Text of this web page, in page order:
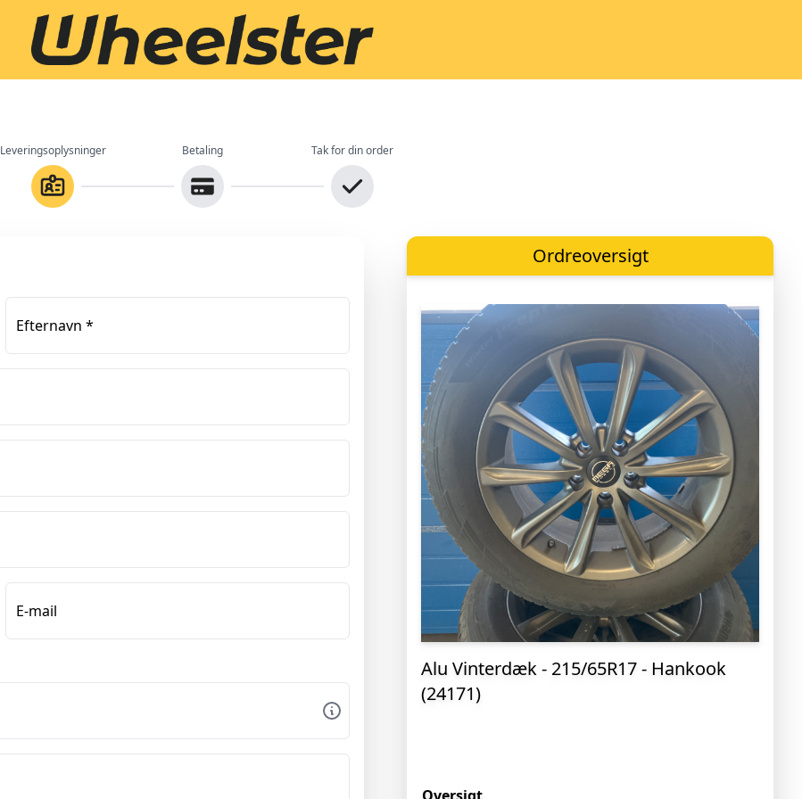
Leveringsoplysninger Betaling Tak for din order
Ordreoversigt
Alu Vinterdæk - 215/65R17 - Hankook
(24171)
Efternavn *
E-mail